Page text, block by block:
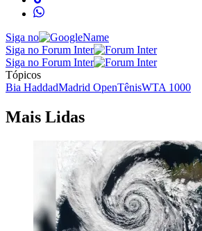
Siga no
Siga no Forum Inter
Siga no Forum Inter
Tópicos
Bia HaddadMadrid OpenTênisWTA 1000
Mais Lidas